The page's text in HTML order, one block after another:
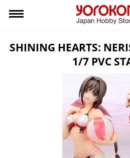
SHINING HEARTS:
1/7 PVC